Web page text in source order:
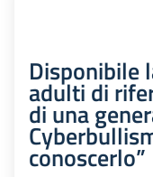
Disponibile
adulti di
di una
conoscerlo”